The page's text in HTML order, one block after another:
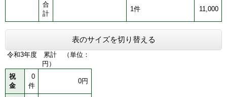
合
計
1件 11,000
表のサイズを切り替える
令和3年度 累計 （単位：
円）
祝
金
0
件
0円